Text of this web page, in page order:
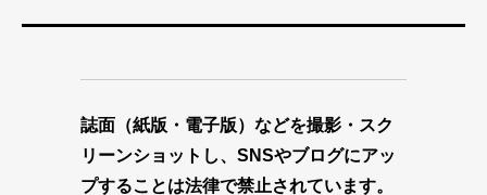
誌面（紙版・電子版）などを撮影・スク
リーンショットし、SNSやブログにアッ
プすることは法律で禁止されています。